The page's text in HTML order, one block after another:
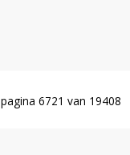
pagina 6721 van 19408